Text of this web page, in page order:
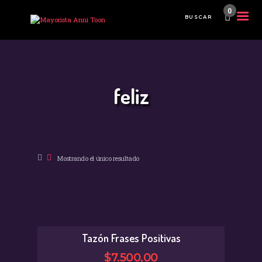
0
NOVEDADESfeliz
Mostrando el único resultado
Tazón Frases Positivas
$7.500,00